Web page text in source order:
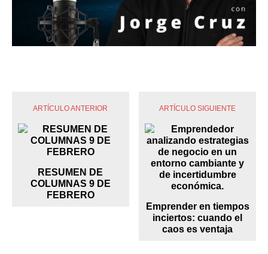
ARTÍCULO ANTERIOR
RESUMEN DE
COLUMNAS 9 DE
FEBRERO
ARTÍCULO SIGUIENTE
Emprender en tiempos
inciertos: cuando el
caos es ventaja